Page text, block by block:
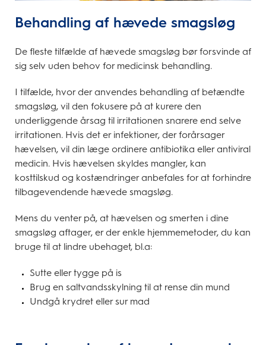
Behandling af hævede smagsløg
De fleste tilfælde af hævede smagsløg bør forsvinde af
sig selv uden behov for medicinsk behandling.
I tilfælde, hvor der anvendes behandling af betændte
smagsløg, vil den fokusere på at kurere den
underliggende årsag til irritationen snarere end selve
irritationen. Hvis det er infektioner, der forårsager
hævelsen, vil din læge ordinere antibiotika eller antiviral
medicin. Hvis hævelsen skyldes mangler, kan
kosttilskud og kostændringer anbefales for at forhindre
tilbagevendende hævede smagsløg.
Mens du venter på, at hævelsen og smerten i dine
smagsløg aftager, er der enkle hjemmemetoder, du kan
bruge til at lindre ubehaget, bl.a:
Sutte eller tygge på is
Brug en saltvandsskylning til at rense din mund
Undgå krydret eller sur mad